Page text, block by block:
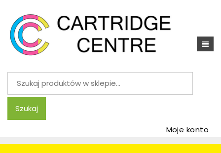
Szukaj:
Szukaj
Moje konto